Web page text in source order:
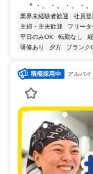
＊・。・。・。・
業界未経験者歓迎 社員登
主婦・主夫歓迎
フリータ
平日のみOK
転勤なし
研修あり
夕方 ブランク
アルバイ